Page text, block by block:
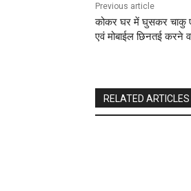
Previous article
कोकर घर में घुसकर चाकु
एवं मोबाईल छिनतई करने
RELATED ARTICLES